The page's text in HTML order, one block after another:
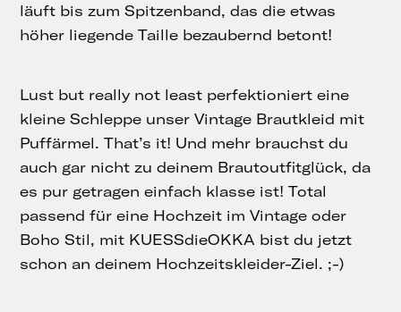
läuft bis zum Spitzenband, das die etwas
höher liegende Taille bezaubernd betont!
Lust but really not least perfektioniert eine
kleine Schleppe unser Vintage Brautkleid mit
Puffärmel. That’s it! Und mehr brauchst du
auch gar nicht zu deinem Brautoutfitglück, da
es pur getragen einfach klasse ist! Total
passend für eine Hochzeit im Vintage oder
Boho Stil, mit KUESSdieOKKA bist du jetzt
schon an deinem Hochzeitskleider-Ziel. ;-)